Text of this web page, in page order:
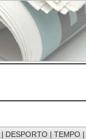
| DESPORTO | TEMPO |